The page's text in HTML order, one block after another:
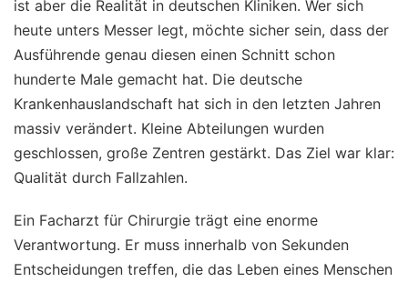
ist aber die Realität in deutschen Kliniken. Wer sich
heute unters Messer legt, möchte sicher sein, dass der
Ausführende genau diesen einen Schnitt schon
hunderte Male gemacht hat. Die deutsche
Krankenhauslandschaft hat sich in den letzten Jahren
massiv verändert. Kleine Abteilungen wurden
geschlossen, große Zentren gestärkt. Das Ziel war klar:
Qualität durch Fallzahlen.
Ein Facharzt für Chirurgie trägt eine enorme
Verantwortung. Er muss innerhalb von Sekunden
Entscheidungen treffen, die das Leben eines Menschen